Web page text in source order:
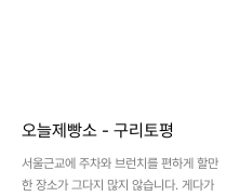
오늘제빵소 - 구리토평
서울근교에 주차와 브런치를 편하게 할만
한 장소가 그다지 많지 않습니다. 게다가